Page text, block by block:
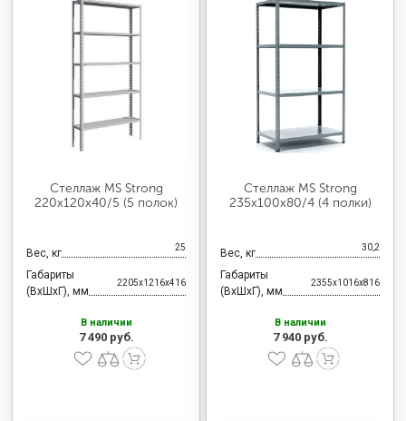
Стеллаж MS Strong
220х120х40/5 (5 полок)
Вес, кг 25
Габариты
(ВхШхГ), мм
2205x1216x416
В наличии
7 490 руб.
Стеллаж MS Strong
235х100х80/4 (4 полки)
Вес, кг 30,2
Габариты
(ВхШхГ), мм
2355x1016x816
В наличии
7 940 руб.